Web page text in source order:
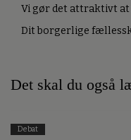
Vi gør det attraktivt
Dit borgerlige
Det skal du også
Debat